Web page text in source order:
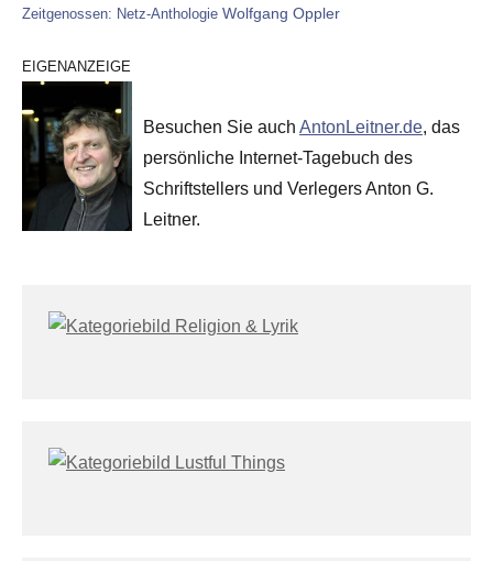
Zeitgenossen: Netz-Anthologie Wolfgang Oppler
EIGENANZEIGE
Besuchen Sie auch AntonLeitner.de, das
persönliche Internet-Tagebuch des
Schriftstellers und Verlegers Anton G.
Leitner.